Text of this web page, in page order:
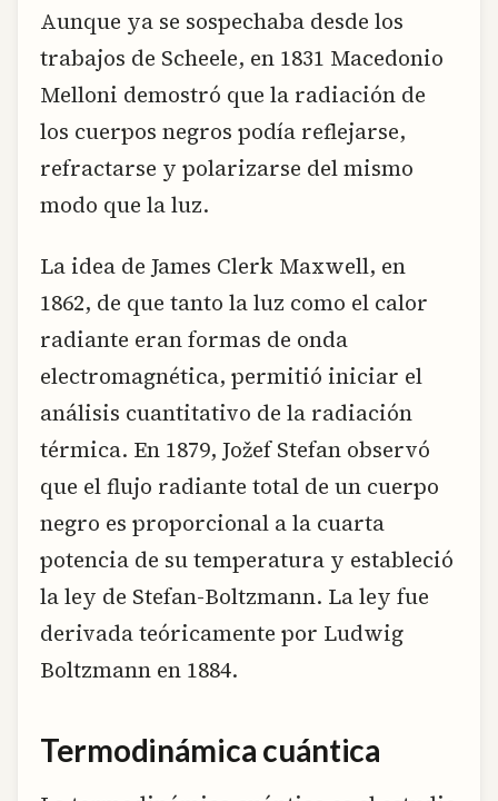
Aunque ya se sospechaba desde los
trabajos de Scheele, en 1831 Macedonio
Melloni demostró que la radiación de
los cuerpos negros podía reflejarse,
refractarse y polarizarse del mismo
modo que la luz.
La idea de James Clerk Maxwell, en
1862, de que tanto la luz como el calor
radiante eran formas de onda
electromagnética, permitió iniciar el
análisis cuantitativo de la radiación
térmica. En 1879, Jožef Stefan observó
que el flujo radiante total de un cuerpo
negro es proporcional a la cuarta
potencia de su temperatura y estableció
la ley de Stefan-Boltzmann. La ley fue
derivada teóricamente por Ludwig
Boltzmann en 1884.
Termodinámica cuántica